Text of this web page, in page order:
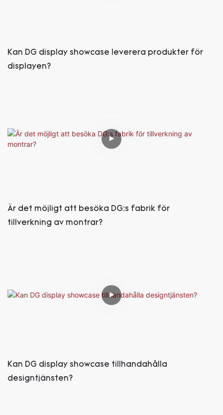
Kan DG display showcase leverera produkter för
displayen?
Är det möjligt att besöka DG:s fabrik för
tillverkning av montrar?
Kan DG display showcase tillhandahålla
designtjänsten?